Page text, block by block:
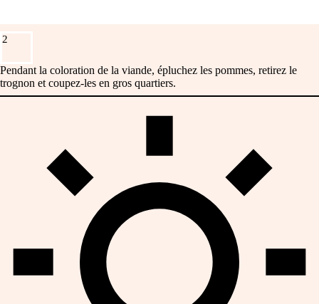
2
Pendant la coloration de la viande, épluchez les pommes, retirez le
trognon et coupez-les en gros quartiers.